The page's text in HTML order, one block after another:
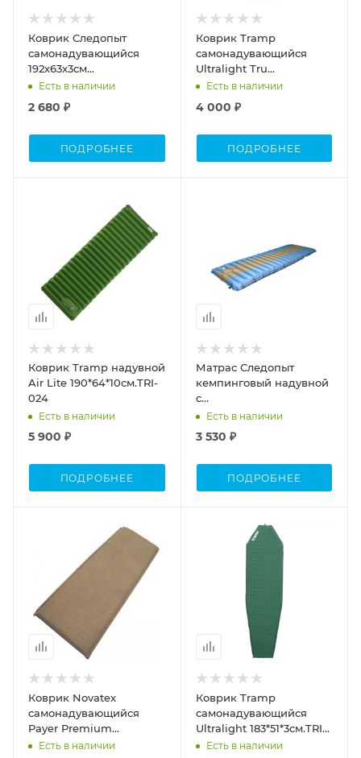
Коврик Следопыт
самонадувающийся
192x63x3cм
стандарт,синий/серый
Есть в наличии
2 680 ₽
ПОДРОБНЕЕ
Коврик Tramp
cамонадувающийся
Ultralight Tru
183*51*2,5см.TRI-022
Есть в наличии
4 000 ₽
ПОДРОБНЕЕ
Коврик Tramp надувной
Air Lite 190*64*10см.TRI-
024
Есть в наличии
5 900 ₽
ПОДРОБНЕЕ
Матрас Следопыт
кемпинговый надувной
с
насосом,190x60x12cм,PF-
Есть в наличии
3 530 ₽
ПОДРОБНЕЕ
Коврик Novatex
самонадувающийся
Payer Premium
190*66*3см коричневый
Есть в наличии
Коврик Tramp
cамонадувающийся
Ultralight 183*51*3см.TRI-
023 зеленый
Есть в наличии